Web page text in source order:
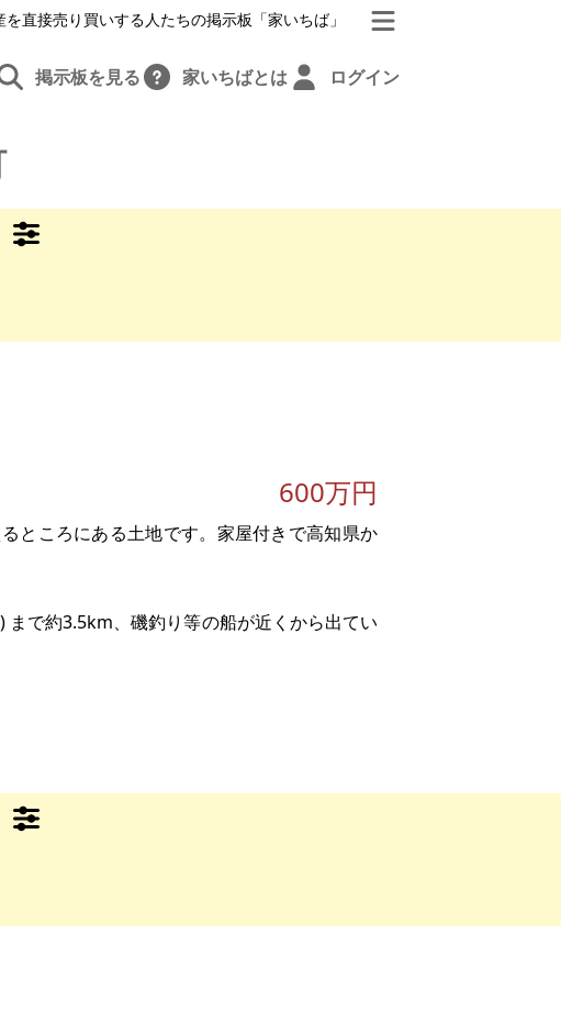
を直接売り買いする人たちの掲示板「家いちば」
掲示板を見る 家いちばとは ログイン
600万円
ところにある土地です。家屋付きで高知県か
で約3.5km、磯釣り等の船が近くから出てい
建